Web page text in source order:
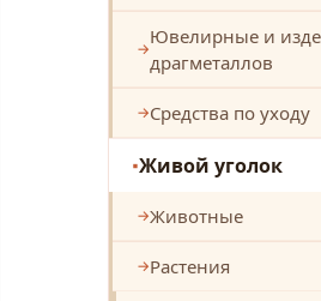
Ювелирные и
драгметаллов
Средства по уходу
Живой уголок
Животные
Растения